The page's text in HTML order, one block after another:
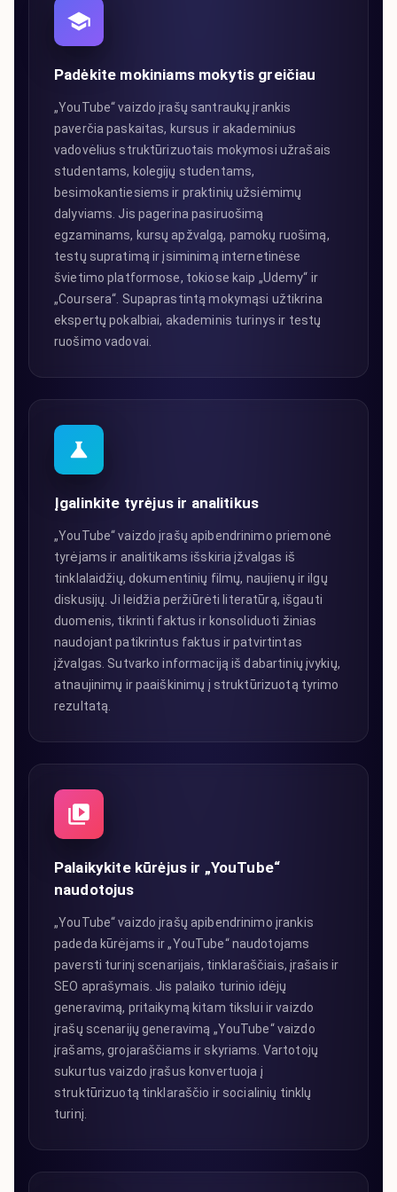
Padėkite mokiniams mokytis greičiau
„YouTube“ vaizdo įrašų santraukų įrankis
paverčia paskaitas, kursus ir akademinius
vadovėlius struktūrizuotais mokymosi užrašais
studentams, kolegijų studentams,
besimokantiesiems ir praktinių užsiėmimų
dalyviams. Jis pagerina pasiruošimą
egzaminams, kursų apžvalgą, pamokų ruošimą,
testų supratimą ir įsiminimą internetinėse
švietimo platformose, tokiose kaip „Udemy“ ir
„Coursera“. Supaprastintą mokymąsi užtikrina
ekspertų pokalbiai, akademinis turinys ir testų
ruošimo vadovai.
Įgalinkite tyrėjus ir analitikus
„YouTube“ vaizdo įrašų apibendrinimo priemonė
tyrėjams ir analitikams išskiria įžvalgas iš
tinklalaidžių, dokumentinių filmų, naujienų ir ilgų
diskusijų. Ji leidžia peržiūrėti literatūrą, išgauti
duomenis, tikrinti faktus ir konsoliduoti žinias
naudojant patikrintus faktus ir patvirtintas
įžvalgas. Sutvarko informaciją iš dabartinių įvykių,
atnaujinimų ir paaiškinimų į struktūrizuotą tyrimo
rezultatą.
Palaikykite kūrėjus ir „YouTube“
naudotojus
„YouTube“ vaizdo įrašų apibendrinimo įrankis
padeda kūrėjams ir „YouTube“ naudotojams
paversti turinį scenarijais, tinklaraščiais, įrašais ir
SEO aprašymais. Jis palaiko turinio idėjų
generavimą, pritaikymą kitam tikslui ir vaizdo
įrašų scenarijų generavimą „YouTube“ vaizdo
įrašams, grojaraščiams ir skyriams. Vartotojų
sukurtus vaizdo įrašus konvertuoja į
struktūrizuotą tinklaraščio ir socialinių tinklų
turinį.